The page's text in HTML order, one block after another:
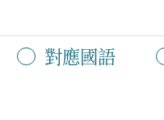
對應國語